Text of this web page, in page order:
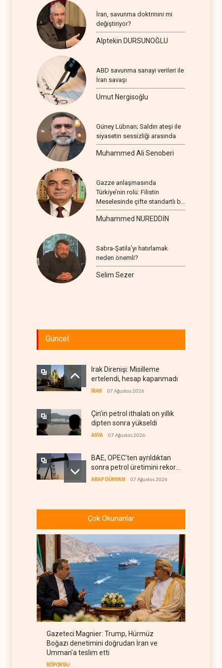
İran, savunma doktrinini mi
değiştiriyor?
Alptekin DURSUNOĞLU
ABD savunma sanayi verileri ile
İran savaşı
Umut Nergisoğlu
Güney Lübnan; Saldırı ateşi ile
siyasetin sessizliği arasında
Muhammed Ali Senoberi
Gazze anlaşmasında
Türkiye’nin rolü: Filistin
Meselesinde çifte standartlı bir
seyir
Muhammed NUREDDİN
Sabra-Şatila’yı hatırlamak
neden önemli?
Selim Sezer
Güncel
Irak Direnişi: Misilleme
ertelendi, hesap kapanmadı
IRAK 07 Ağustos 2026
Çin'in petrol ithalatı on yıllık
dipten sonra yükseldi
ASYA 07 Ağustos 2026
BAE, OPEC'ten ayrıldıktan
sonra petrol üretimini rekor
düzeye çıkardı
ARAP DÜNYASI 07 Ağustos 2026
anlaşması, İran’ın savaşı
kazandığını gösteriyor
Yemen’den dengeleri
değiştirecek yeni askeri
denklem07 Ağustos 2026
İsrail güçleri Lübnan
ordusunu hedef aldı
LÜBNAN 07 Ağustos 2026
Foreign Affairs: ABD
Ortadoğu'dan elini çekmeli
BATI YARIM KÜRE
Çok Okunanlar
Gazeteci Magnier: Trump, Hürmüz
Boğazı denetimini doğrudan İran ve
Umman'a teslim etti
RÖPORTAJ